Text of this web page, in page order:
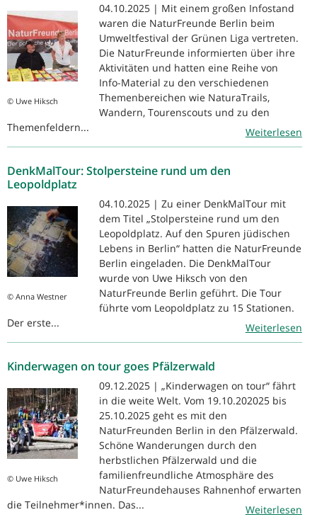
© Uwe Hiksch
04.10.2025 | Mit einem großen Infostand
waren die NaturFreunde Berlin beim
Umweltfestival der Grünen Liga vertreten.
Die NaturFreunde informierten über ihre
Aktivitäten und hatten eine Reihe von
Info-Material zu den verschiedenen
Themenbereichen wie NaturaTrails,
Wandern, Tourenscouts und zu den
Themenfeldern...
Weiterlesen
DenkMalTour: Stolpersteine rund um den
Leopoldplatz
© Anna Westner
04.10.2025 | Zu einer DenkMalTour mit
dem Titel „Stolpersteine rund um den
Leopoldplatz. Auf den Spuren jüdischen
Lebens in Berlin“ hatten die NaturFreunde
Berlin eingeladen. Die DenkMalTour
wurde von Uwe Hiksch von den
NaturFreunde Berlin geführt. Die Tour
führte vom Leopoldplatz zu 15 Stationen.
Der erste...
Weiterlesen
Kinderwagen on tour goes Pfälzerwald
© Uwe Hiksch
09.12.2025 | „Kinderwagen on tour“ fährt
in die weite Welt. Vom 19.10.202025 bis
25.10.2025 geht es mit den
NaturFreunden Berlin in den Pfälzerwald.
Schöne Wanderungen durch den
herbstlichen Pfälzerwald und die
familienfreundliche Atmosphäre des
NaturFreundehauses Rahnenhof erwarten
die Teilnehmer*innen. Das...
Weiterlesen